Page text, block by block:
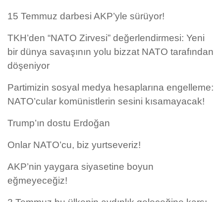
15 Temmuz darbesi AKP’yle sürüyor!
TKH’den “NATO Zirvesi” değerlendirmesi: Yeni
bir dünya savaşının yolu bizzat NATO tarafından
döşeniyor
Partimizin sosyal medya hesaplarına engelleme:
NATO’cular komünistlerin sesini kısamayacak!
Trump’ın dostu Erdoğan
Onlar NATO’cu, biz yurtseveriz!
AKP’nin yaygara siyasetine boyun
eğmeyeceğiz!